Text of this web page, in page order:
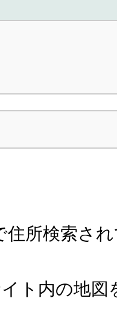
住所検索さ
ト内の地図